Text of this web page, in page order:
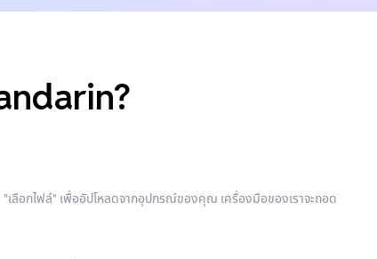
ลือกไฟล์" เพื่ออัปโหลดจากอุปกรณ์ของคุณ เครื่องมือของเราจะถอด